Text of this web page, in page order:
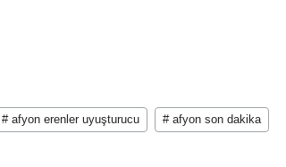
# afyon erenler uyuşturucu # afyon son dakika